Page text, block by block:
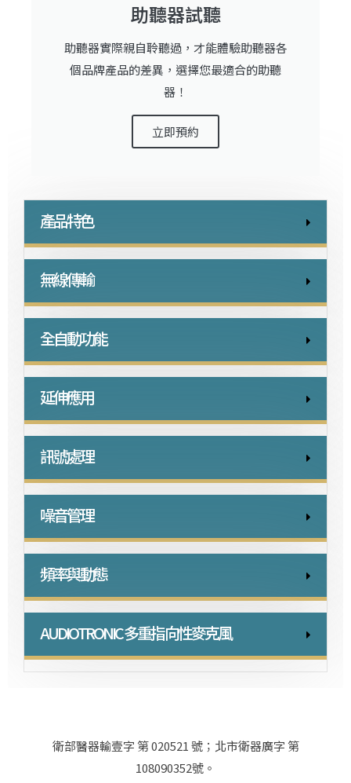
助聽器試聽
助聽器實際親自聆聽過，才能體驗助聽器各
個品牌產品的差異，選擇您最適合的助聽
器！
立即預約
產品特色
無線傳輸
全自動功能
延伸應用
訊號處理
噪音管理
頻率與動態
AUDIOTRONIC 多重指向性麥克風
衛部醫器輸壹字 第 020521 號；北市衛器廣字 第
108090352號。